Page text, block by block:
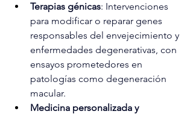
Terapias génicas: Intervenciones
para modificar o reparar genes
responsables del envejecimiento y
enfermedades degenerativas, con
ensayos prometedores en
patologías como degeneración
macular.
Medicina personalizada y